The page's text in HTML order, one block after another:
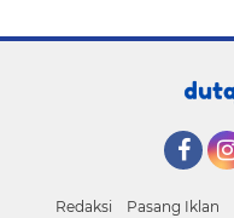
Redaksi Pasang Iklan